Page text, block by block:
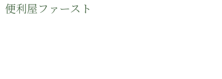
便利屋ファースト